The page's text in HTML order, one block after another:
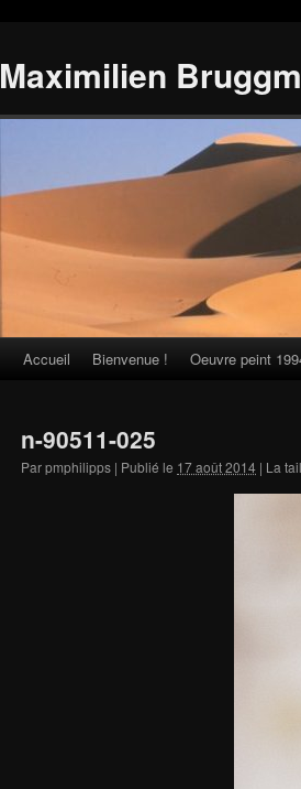
Maximilien
Skip
content
Accueil Bienvenue ! Oeuvre peint
n-90511-025
Parpmphilipps | Publié le 17 août 2014 | La